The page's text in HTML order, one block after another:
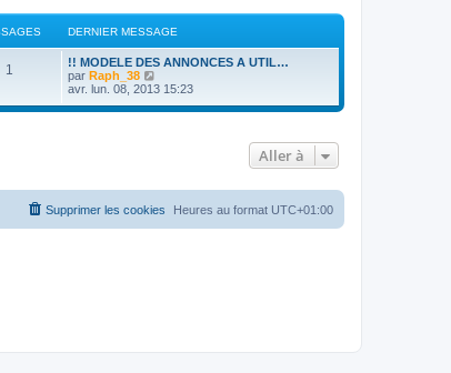
DERNIER MESSAGE
1
!! MODELE DES ANNONCES A UTIL…
par Raph_38
o
r
n
i
avr. lun. 08, 2013 15:23
Aller à
Heures au format UTC+01:00
Supprimer les cookies